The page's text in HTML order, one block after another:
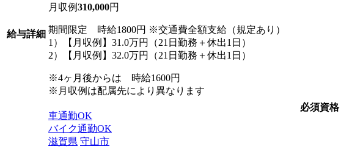
給与詳細
月収例310,000円
期間限定 時給1800円 ※交通費全額支給（規定あり）
1）【月収例】31.0万円（21日勤務＋休出1日）
2）【月収例】32.0万円（21日勤務＋休出1日）
※4ヶ月後からは 時給1600円
※月収例は配属先により異なります
車通勤OK
バイク通勤OK
滋賀県 守山市
必須資格